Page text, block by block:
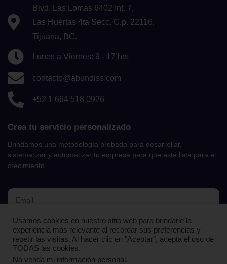
Blvd. Las Lomas 6402 Int. 7,
Las Huertas 4ta Secc. C.p. 22116,
Tijuana, BC.
Lunes a Viernes: 9 - 17 hrs
contacto@abundiss.com
+52 1 664 518 0926
Crea tu servicio personalizado
Brindamos una metodología probada para desarrollar,
sistematizar y automatizar tu empresa para que esté lista para el
crecimiento
UNIRME AL NEWSLETTER
Usamos cookies en nuestro sitio web para brindarle la
experiencia más relevante al recordar sus preferencias y
repetir las visitas. Al hacer clic en "Aceptar", acepta el uso de
TODAS las cookies.
No venda mi información personal .